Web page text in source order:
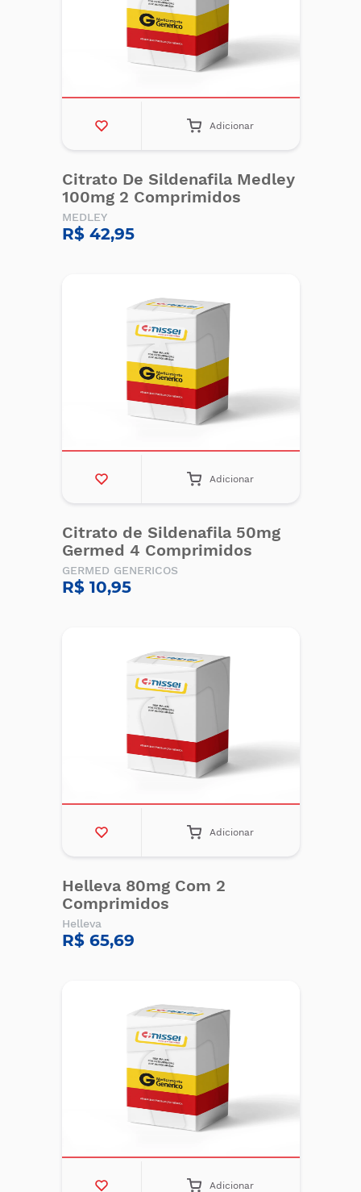
Adicionar
Citrato De Sildenafila Medley
100mg 2 Comprimidos
MEDLEY
R$ 42,95
Adicionar
Citrato de Sildenafila 50mg
Germed 4 Comprimidos
GERMED GENERICOS
R$ 10,95
Adicionar
Helleva 80mg Com 2
Comprimidos
Helleva
R$ 65,69
Adicionar